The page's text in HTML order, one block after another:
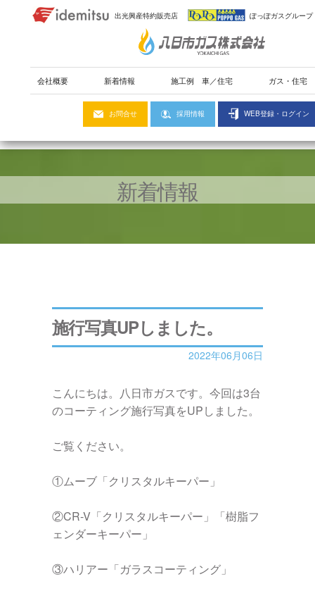
出光興産特約販売店 ぽっぽガスグループ
会社概要 新着情報 施工例 車／住宅 ガス・住宅
お問合せ 採用情報 WEB登録・ログイン
新着情報
施行写真UPしました。
2022年06月06日
こんにちは。八日市ガスです。今回は3台
のコーティング施行写真をUPしました。
ご覧ください。
①ムーブ「クリスタルキーパー」
②CR-V「クリスタルキーパー」「樹脂フ
ェンダーキーパー」
③ハリアー「ガラスコーティング」